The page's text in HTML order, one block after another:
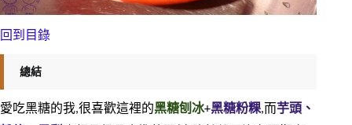
回到目錄
總結
愛吃黑糖的我,很喜歡這裡的黑糖刨冰+黑糖粉粿,而芋頭、